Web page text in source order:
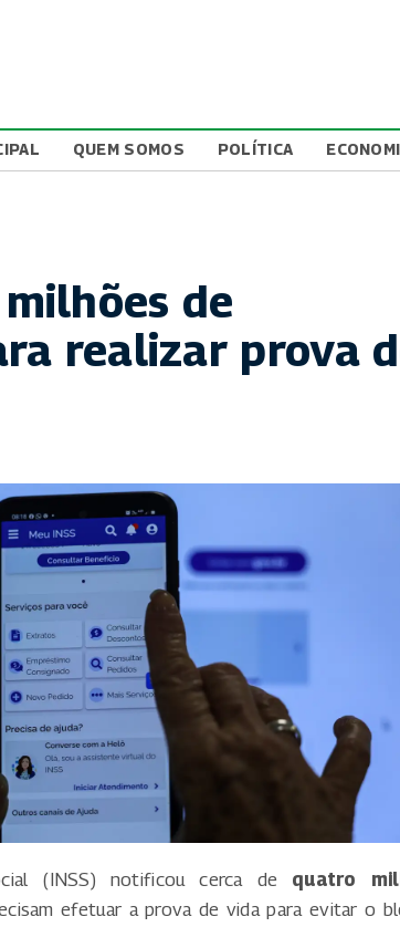
QUEM SOMOS POLÍTICA
de
realizar prova
(INSS) notificou cerca de quatro
efetuar a prova de vida para evitar o